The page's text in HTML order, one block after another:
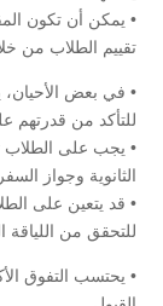
• يمكن أن تكون
تقييم الطلاب من
• في بعض الأحيان،
للتأكد من قدرتهم
• يجب على الطلاب
الثانوية وجواز
• قد يتعين على
للتحقق من اللياقة
• يحتسب التفوق